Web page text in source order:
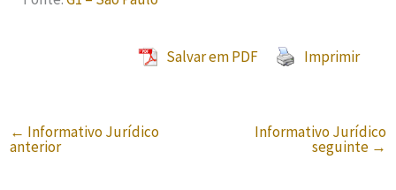
Salvar em PDF Imprimir
← Informativo Jurídico
anterior
Informativo Jurídico
seguinte →